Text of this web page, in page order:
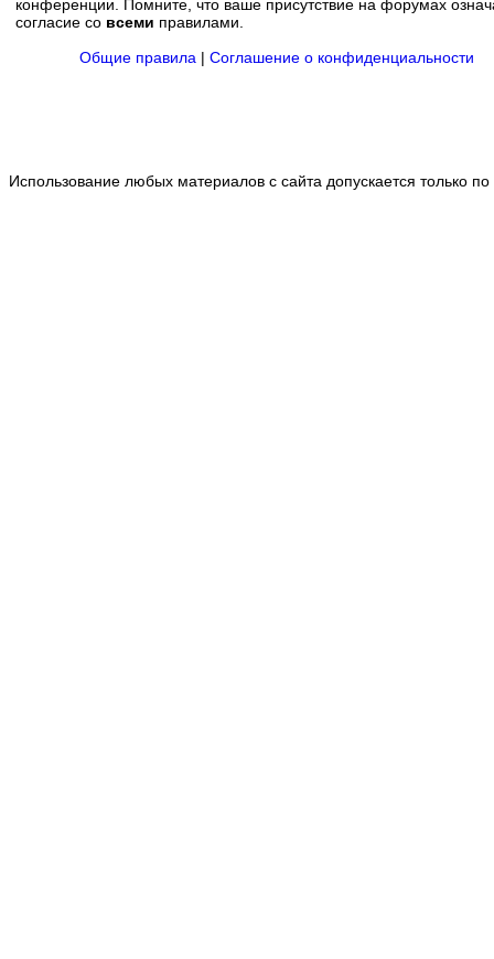
конференции. Помните, что ваше присутствие на форумах
согласие со всеми правилами.
Общие правила | Соглашение о конфиденциальности
Использование любых материалов с сайта допускается только